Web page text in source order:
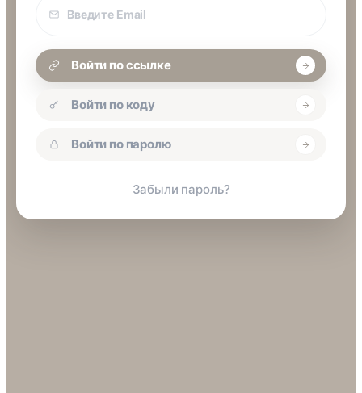
покупки
Войти по ссылке
Войти по коду
Войти по паролю
Забыли пароль?